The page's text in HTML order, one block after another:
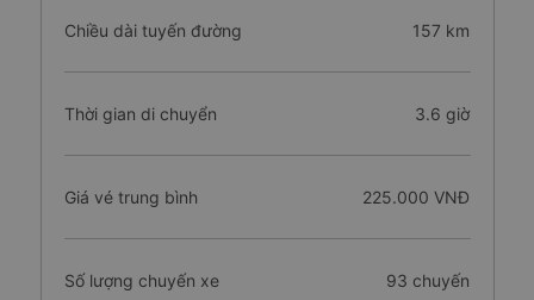
Chiều dài tuyến đường 157 km
Thời gian di chuyển 3.6 giờ
Giá vé trung bình 225.000 VNĐ
Số lượng chuyến xe 93 chuyến